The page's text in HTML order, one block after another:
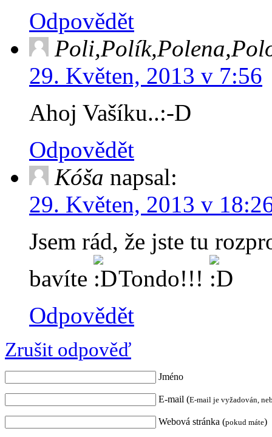
Odpovědět
29. Květen, 2013 v 7:56
Ahoj Vašíku..:-D
Odpovědět
Kóša napsal:
29. Květen, 2013 v
Jsem rád, že jste tu
bavíte
Tondo!!!
Odpovědět
Zrušit odpověď
Jméno
E-mail (E-mail je vyžadován,
Webová stránka (pokud máte)